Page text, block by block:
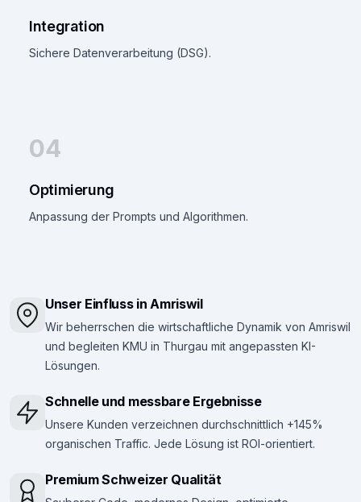
Integration
Sichere Datenverarbeitung (DSG).
04
Optimierung
Anpassung der Prompts und Algorithmen.
Unser Einfluss in Amriswil
Wir beherrschen die wirtschaftliche Dynamik von Amriswil
und begleiten KMU in Thurgau mit angepassten KI-
Lösungen.
Schnelle und messbare Ergebnisse
Unsere Kunden verzeichnen durchschnittlich +145%
organischen Traffic. Jede Lösung ist ROI-orientiert.
Premium Schweizer Qualität